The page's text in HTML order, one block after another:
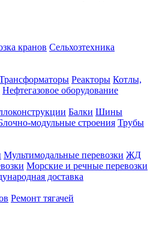
кранов Сельхозтехника
Реакторы Котлы,
Нефтегазовое оборудование
Балки Шины
модульные строения Трубы
Мультимодальные перевозки ЖД
Морские и речные перевозки
доставка
Ремонт тягачей